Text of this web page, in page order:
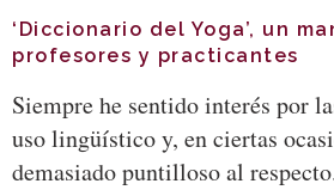
‘Diccionario del Yoga’, un
profesores y practicantes
Siempre he sentido interés por
uso lingüístico y, en ciertas
demasiado puntilloso al